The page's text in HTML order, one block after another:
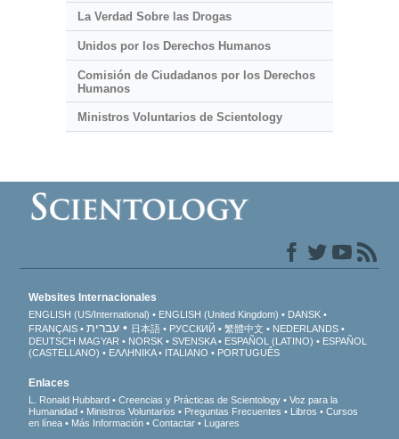
La Verdad Sobre las Drogas
Unidos por los Derechos Humanos
Comisión de Ciudadanos por los Derechos
Humanos
Ministros Voluntarios de Scientology
Websites Internacionales
ENGLISH (US/International) ENGLISH (United Kingdom)
DANSK
FRANÇAIS
עברית 日本語 РУССКИЙ 繁體中文
NEDERLANDS
DEUTSCH MAGYAR NORSK SVENSKA ESPAÑOL (LATINO)
ESPAÑOL
(CASTELLANO)
ΕΛΛΗΝΙΚA ITALIANO PORTUGUÊS
Enlaces
L. Ronald Hubbard Creencias y Prácticas de Scientology
Voz para la
Humanidad
Ministros Voluntarios Preguntas Frecuentes Libros
Cursos
en línea
Más Información Contactar Lugares